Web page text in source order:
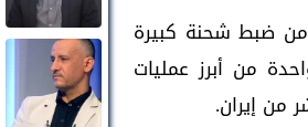
من ضبط شحنة كبيرة
من أبرز عمليات
من إيران.